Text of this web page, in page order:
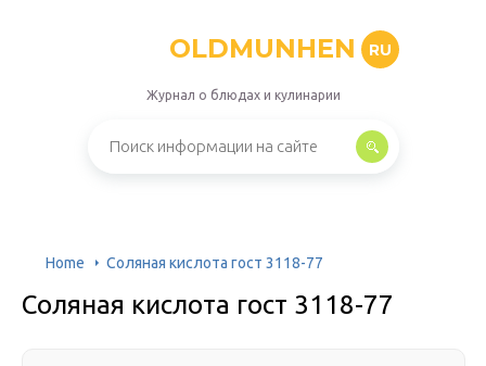
OLDMUNHEN RU
Журнал о блюдах и кулинарии
Home Соляная кислота гост 3118-77
Соляная кислота гост 3118-77